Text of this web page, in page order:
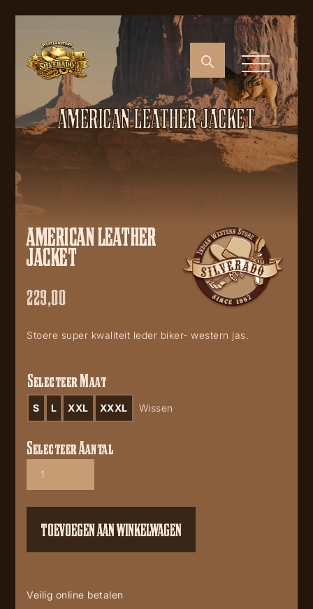
AMERICAN LEATHER JACKET
AMERICAN LEATHER
JACKET
229,00
Stoere super kwaliteit leder biker- western jas.
Selecteer Maat
S L XXL XXXL Wissen
American
Selecteer Aantal
TOEVOEGEN AAN WINKELWAGEN
Veilig online betalen